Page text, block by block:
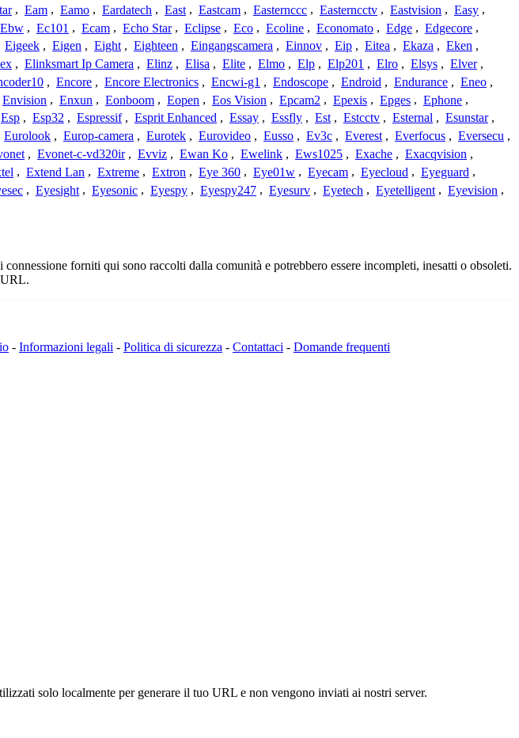
, Eam , Eamo , Eardatech , East , Eastcam , Easternccc , Easterncctv , Eastvision , Easy ,
Ebw , Ec101 , Ecam , Echo Star , Eclipse , Eco , Ecoline , Economato , Edge , Edgecore ,
Eigeek , Eigen , Eight , Eighteen , Eingangscamera , Einnov , Eip , Eitea , Ekaza , Eken ,
, Elinksmart Ip Camera , Elinz , Elisa , Elite , Elmo , Elp , Elp201 , Elro , Elsys , Elver ,
, Encore , Encore Electronics , Encwi-g1 , Endoscope , Endroid , Endurance , Eneo ,
Envision , Enxun , Eonboom , Eopen , Eos Vision , Epcam2 , Epexis , Epges , Ephone ,
Esp , Esp32 , Espressif , Esprit Enhanced , Essay , Essfly , Est , Estcctv , Esternal , Esunstar ,
Eurolook , Europ-camera , Eurotek , Eurovideo , Eusso , Ev3c , Everest , Everfocus , Eversecu ,
, Evonet-c-vd320ir , Evviz , Ewan Ko , Ewelink , Ews1025 , Exache , Exacqvision ,
, Extend Lan , Extreme , Extron , Eye 360 , Eye01w , Eyecam , Eyecloud , Eyeguard ,
, Eyesight , Eyesonic , Eyespy , Eyespy247 , Eyesurv , Eyetech , Eyetelligent , Eyevision ,
forniti qui sono raccolti dalla comunità e potrebbero essere incompleti, inesatti o obsoleti.
URL.
- Informazioni legali - Politica di sicurezza - Contattaci - Domande frequenti
solo localmente per generare il tuo URL e non vengono inviati ai nostri server.